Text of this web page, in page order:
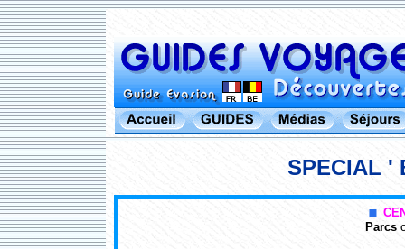
SPECIAL '
Parcs